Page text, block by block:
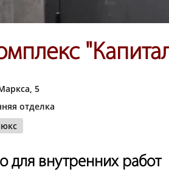
5
отделка
для внутренних работ